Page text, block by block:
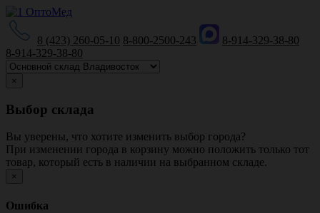
8 (423) 260-05-10 8-800-2500-243
8-914-329-38-80
8-914-329-38-80
×
Выбор склада
Вы уверены, что хотите изменить выбор города?
При изменении города в корзину можно положить только тот
товар, который есть в наличии на выбранном складе.
×
Ошибка